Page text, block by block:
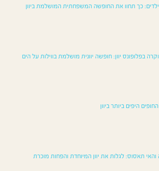
ילדים: כך תחוו את החופשה המשפחתית המושלמת ביוון
יוקרה בפלופונס יוון: חופשה יוונית מושלמת בווילות על הים
היפים ביותר ביוון
תאסוס: לגלות את יוון המיוחדת והפחות מוכרת